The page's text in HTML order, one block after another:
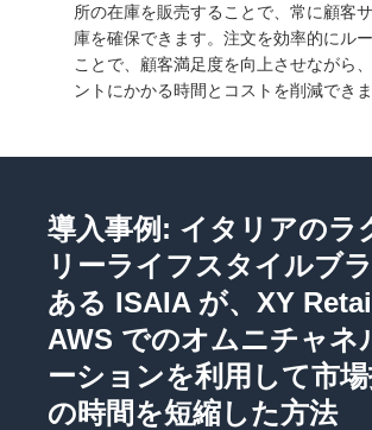
所の在庫を販売することで、常に顧客
庫を確保できます。注文を効率的にル
ことで、顧客満足度を向上させながら
ントにかかる時間とコストを削減できま
導入事例: イタリアのラ
リーライフスタイルブ
ある ISAIA が、XY
AWS でのオムニチャネ
ーションを利用して市
の時間を短縮した方法